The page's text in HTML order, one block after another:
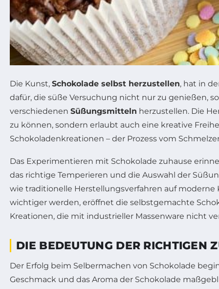
Die Kunst, Schokolade selbst herzustellen, hat in
dafür, die süße Versuchung nicht nur zu genießen,
verschiedenen Süßungsmitteln herzustellen. Die
zu können, sondern erlaubt auch eine kreative
Schokoladenkreationen – der Prozess vom
Das Experimentieren mit Schokolade zuhause
das richtige Temperieren und die Auswahl der
wie traditionelle Herstellungsverfahren auf
wichtiger werden, eröffnet die selbstgemachte
Kreationen, die mit industrieller Massenware nicht
DIE BEDEUTUNG DER RICHTIGEN
Der Erfolg beim Selbermachen von Schokolade
Geschmack und das Aroma der Schokolade